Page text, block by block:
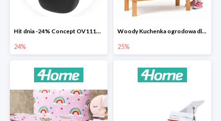
Hit dnia -24% Concept OV1110 osuszacz powietrza Perfect Air
24%
Woody Kuchenka ogrodowa dla dzieci Rosalie
25%